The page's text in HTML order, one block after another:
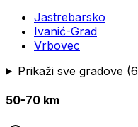
Jastrebarsko
Ivanić-Grad
Vrbovec
Prikaži sve gradove (6
50-70 km